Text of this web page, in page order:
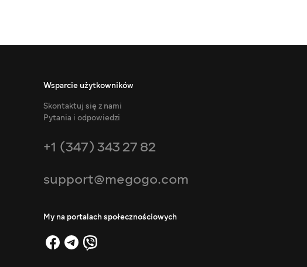
Wsparcie użytkowników
Skontaktuj się z nami
Pytania i odpowiedzi
+1 (347) 343 27 82
support@megogo.com
My na portalach społecznościowych